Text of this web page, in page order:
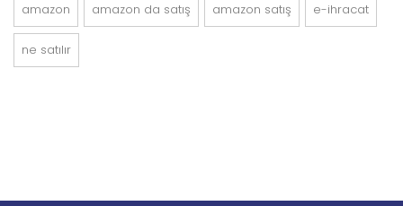
amazon amazon da satış amazon satış e-ihracat
ne satılır